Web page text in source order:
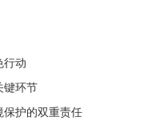
行动
键环节
保护的双重责任